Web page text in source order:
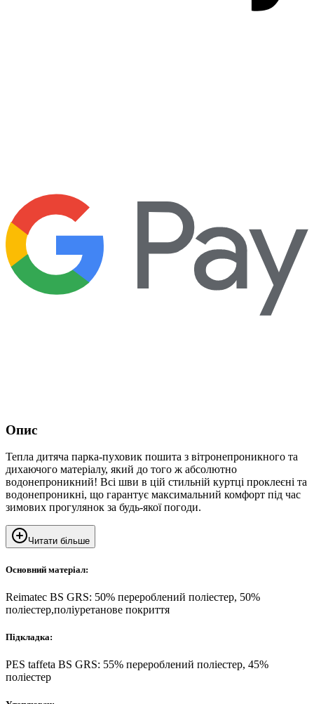
Опис
Тепла дитяча парка-пуховик пошита з вітронепроникного та
дихаючого матеріалу, який до того ж абсолютно
водонепроникний! Всі шви в цій стильній куртці проклеєні та
водонепроникні, що гарантує максимальний комфорт під час
зимових прогулянок за будь-якої погоди.
Читати більше
Основний матеріал:
Reimatec BS GRS: 50% перероблений поліестер, 50%
поліестер,поліуретанове покриття
Підкладка:
PES taffeta BS GRS: 55% перероблений поліестер, 45%
поліестер